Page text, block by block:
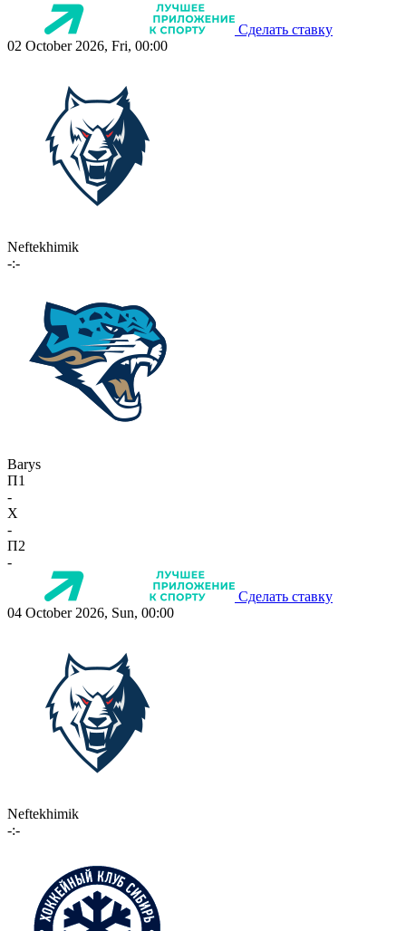
Сделать ставку
02 October 2026, Fri, 00:00
Neftekhimik
-:-
Barys
П1
-
X
-
П2
-
Сделать ставку
04 October 2026, Sun, 00:00
Neftekhimik
-:-